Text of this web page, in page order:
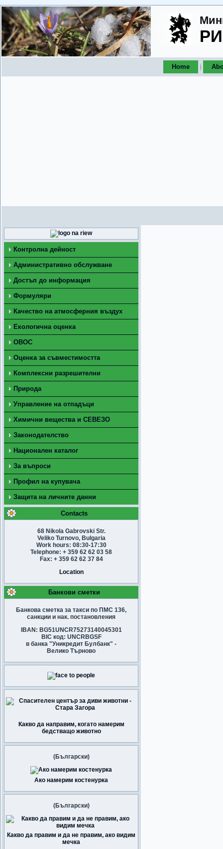
Home
Контролна дейност
Административно обслужване
Достъп до информация
Формуляри
Качество на атмосферния въздух
Екологична оценка
ОВОС
Оценка за съвместимостта
Комплексни разрешителни
Природа
Управление на отпадъци
Химични вещества и СЕВЕЗО
Законодателство
Национален каталог
За въпроси
Профил на купувача
Защита на личните данни
Contacts
68 Nikola Gabrovski Str.
Veliko Turnovo, Bulgaria
Work hours: 08:30-17:30
Telephone: + 359 62 62 03 58
Fax: + 359 62 62 37 84
Location
Банкови сметки
Банкова сметка за такси по ПМС 136,
санкции и нак. постановления
IBAN: BG51UNCR75273140045301
BIC код: UNCRBGSF
в банка "Уникредит Булбанк" -
Велико Търново
Какво да направим, когато намерим
бедстващо животно
(Български)
Ако намерим костенурка
(Български)
Какво да правим и да не правим, ако видим
мечка